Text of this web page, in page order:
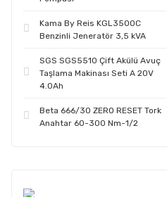
Kama By Reis KGL3500C
Benzinli Jeneratör 3,5 kVA
SGS SGS5510 Çift Akülü Avuç
Taşlama Makinası Seti A 20V
4.0Ah
Beta 666/30 ZERO RESET Tork
Anahtar 60-300 Nm-1/2